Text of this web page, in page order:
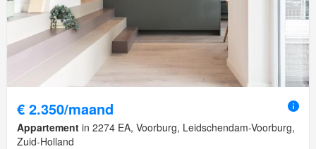
€ 2.350/maand
Appartement in 2274 EA, Voorburg, Leidschendam-Voorburg,
Zuid-Holland